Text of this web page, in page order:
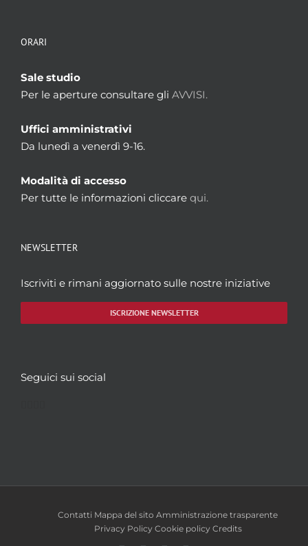
ORARI
Sale studio
Per le aperture consultare gli AVVISI.
Uffici amministrativi
Da lunedì a venerdì 9-16.
Modalità di accesso
Per tutte le informazioni cliccare qui.
NEWSLETTER
Iscriviti e rimani aggiornato sulle nostre iniziative
ISCRIZIONE NEWSLETTER
Seguici sui social
Contatti Mappa del sito Amministrazione trasparente
Privacy Policy Cookie policy Credits